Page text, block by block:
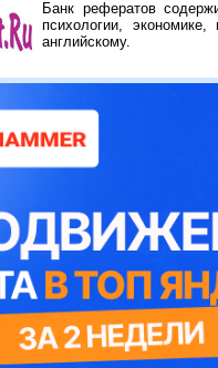
Банк рефератов
психологии,
английскому.